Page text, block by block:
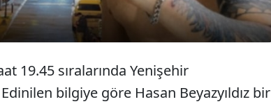
19.45 sıralarında Yenişehir
bilgiye göre Hasan Beyazyıldız bir